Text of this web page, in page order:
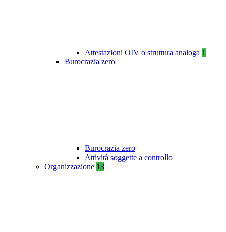
Attestazioni OIV o struttura analoga 1
Burocrazia zero
Burocrazia zero
Attività soggette a controllo
Organizzazione 13